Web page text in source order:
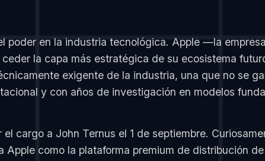
poder en la industria tecnológica. Apple —la
la capa más estratégica de su ecosistema
exigente de la industria, una que no se
y con años de investigación en modelos
cargo a John Ternus el 1 de septiembre.
como la plataforma premium de distribución